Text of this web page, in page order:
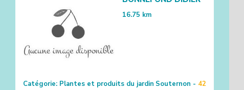
16.75 km
Catégorie: Plantes et produits du jardin Souternon - 42